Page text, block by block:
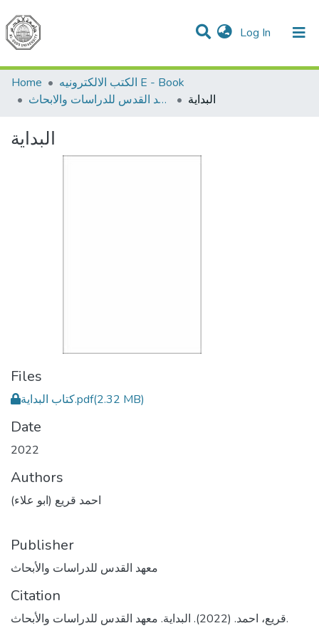
Log In (current)
Communities & Collections
All of DSpace
Home
الكتب الالكترونيه E - Book
اصدارات معهد القدس للدراسات والابحاث
البداية
البداية
Files
كتاب البداية.pdf(2.32 MB)
Date
2022
Authors
احمد قريع (ابو علاء)
Publisher
معهد القدس للدراسات والأبحاث
Citation
قريع، احمد. (2022). البداية. معهد القدس للدراسات والأبحاث.